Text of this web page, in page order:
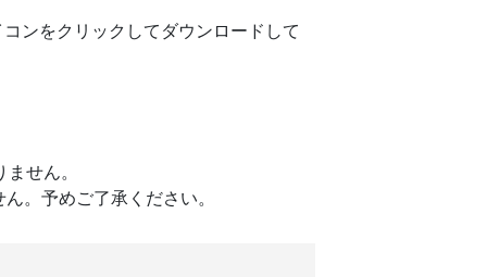
ンをクリックしてダウンロードして
せん。
。予めご了承ください。